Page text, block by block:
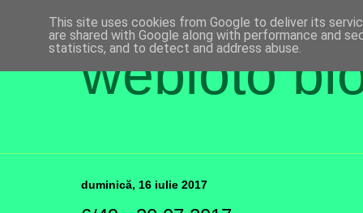
webloto
duminică, 16 iulie 2017
This site uses cookies from Google to deliver its
are shared with Google along with performance and
statistics, and to detect and address abuse.